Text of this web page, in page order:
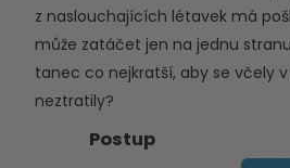
z naslouchajících létavek má
může zatáčet jen na jednu
tanec co nejkratší, aby se včely
neztratily?
Postup